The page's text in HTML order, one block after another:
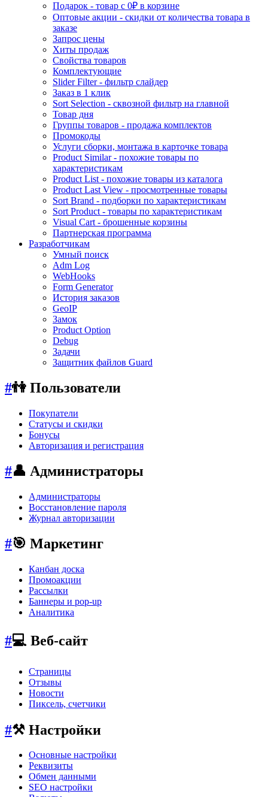
Подарок - товар с 0₽ в корзине
Оптовые акции - скидки от количества товара в
заказе
Запрос цены
Хиты продаж
Свойства товаров
Комплектующие
Slider Filter - фильтр слайдер
Заказ в 1 клик
Sort Selection - сквозной фильтр на главной
Товар дня
Группы товаров - продажа комплектов
Промокоды
Услуги сборки, монтажа в карточке товара
Product Similar - похожие товары по
характеристикам
Product List - похожие товары из каталога
Product Last View - просмотренные товары
Sort Brand - подборки по характеристикам
Sort Product - товары по характеристикам
Visual Cart - брошенные корзины
Партнерская программа
Разработчикам
Умный поиск
Adm Log
WebHooks
Form Generator
История заказов
GeoIP
Замок
Product Option
Debug
Задачи
Защитник файлов Guard
#👫 Пользователи
Покупатели
Статусы и скидки
Бонусы
Авторизация и регистрация
#👤 Администраторы
Администраторы
Восстановление пароля
Журнал авторизации
#🎯 Маркетинг
Канбан доска
Промоакции
Рассылки
Баннеры и pop-up
Аналитика
#💻 Веб-сайт
Страницы
Отзывы
Новости
Пиксель, счетчики
#⚒️ Настройки
Основные настройки
Реквизиты
Обмен данными
SEO настройки